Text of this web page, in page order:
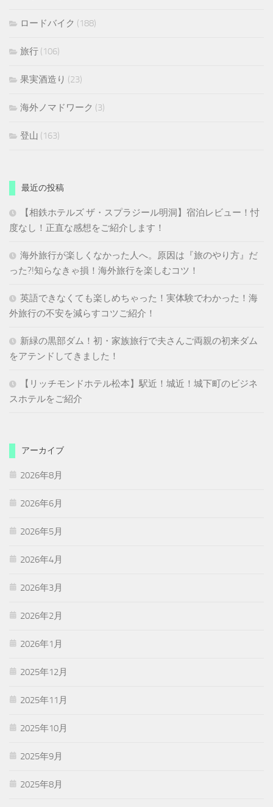
ロードバイク (188)
旅行 (106)
果実酒造り (23)
海外ノマドワーク (3)
登山 (163)
最近の投稿
【相鉄ホテルズ ザ・スプラジール明洞】宿泊レビュー！忖
度なし！正直な感想をご紹介します！
海外旅行が楽しくなかった人へ。原因は『旅のやり方』だ
った?!知らなきゃ損！海外旅行を楽しむコツ！
英語できなくても楽しめちゃった！実体験でわかった！海
外旅行の不安を減らすコツご紹介！
新緑の黒部ダム！初・家族旅行で夫さんご両親の初来ダム
をアテンドしてきました！
【リッチモンドホテル松本】駅近！城近！城下町のビジネ
スホテルをご紹介
アーカイブ
2026年8月
2026年6月
2026年5月
2026年4月
2026年3月
2026年2月
2026年1月
2025年12月
2025年11月
2025年10月
2025年9月
2025年8月